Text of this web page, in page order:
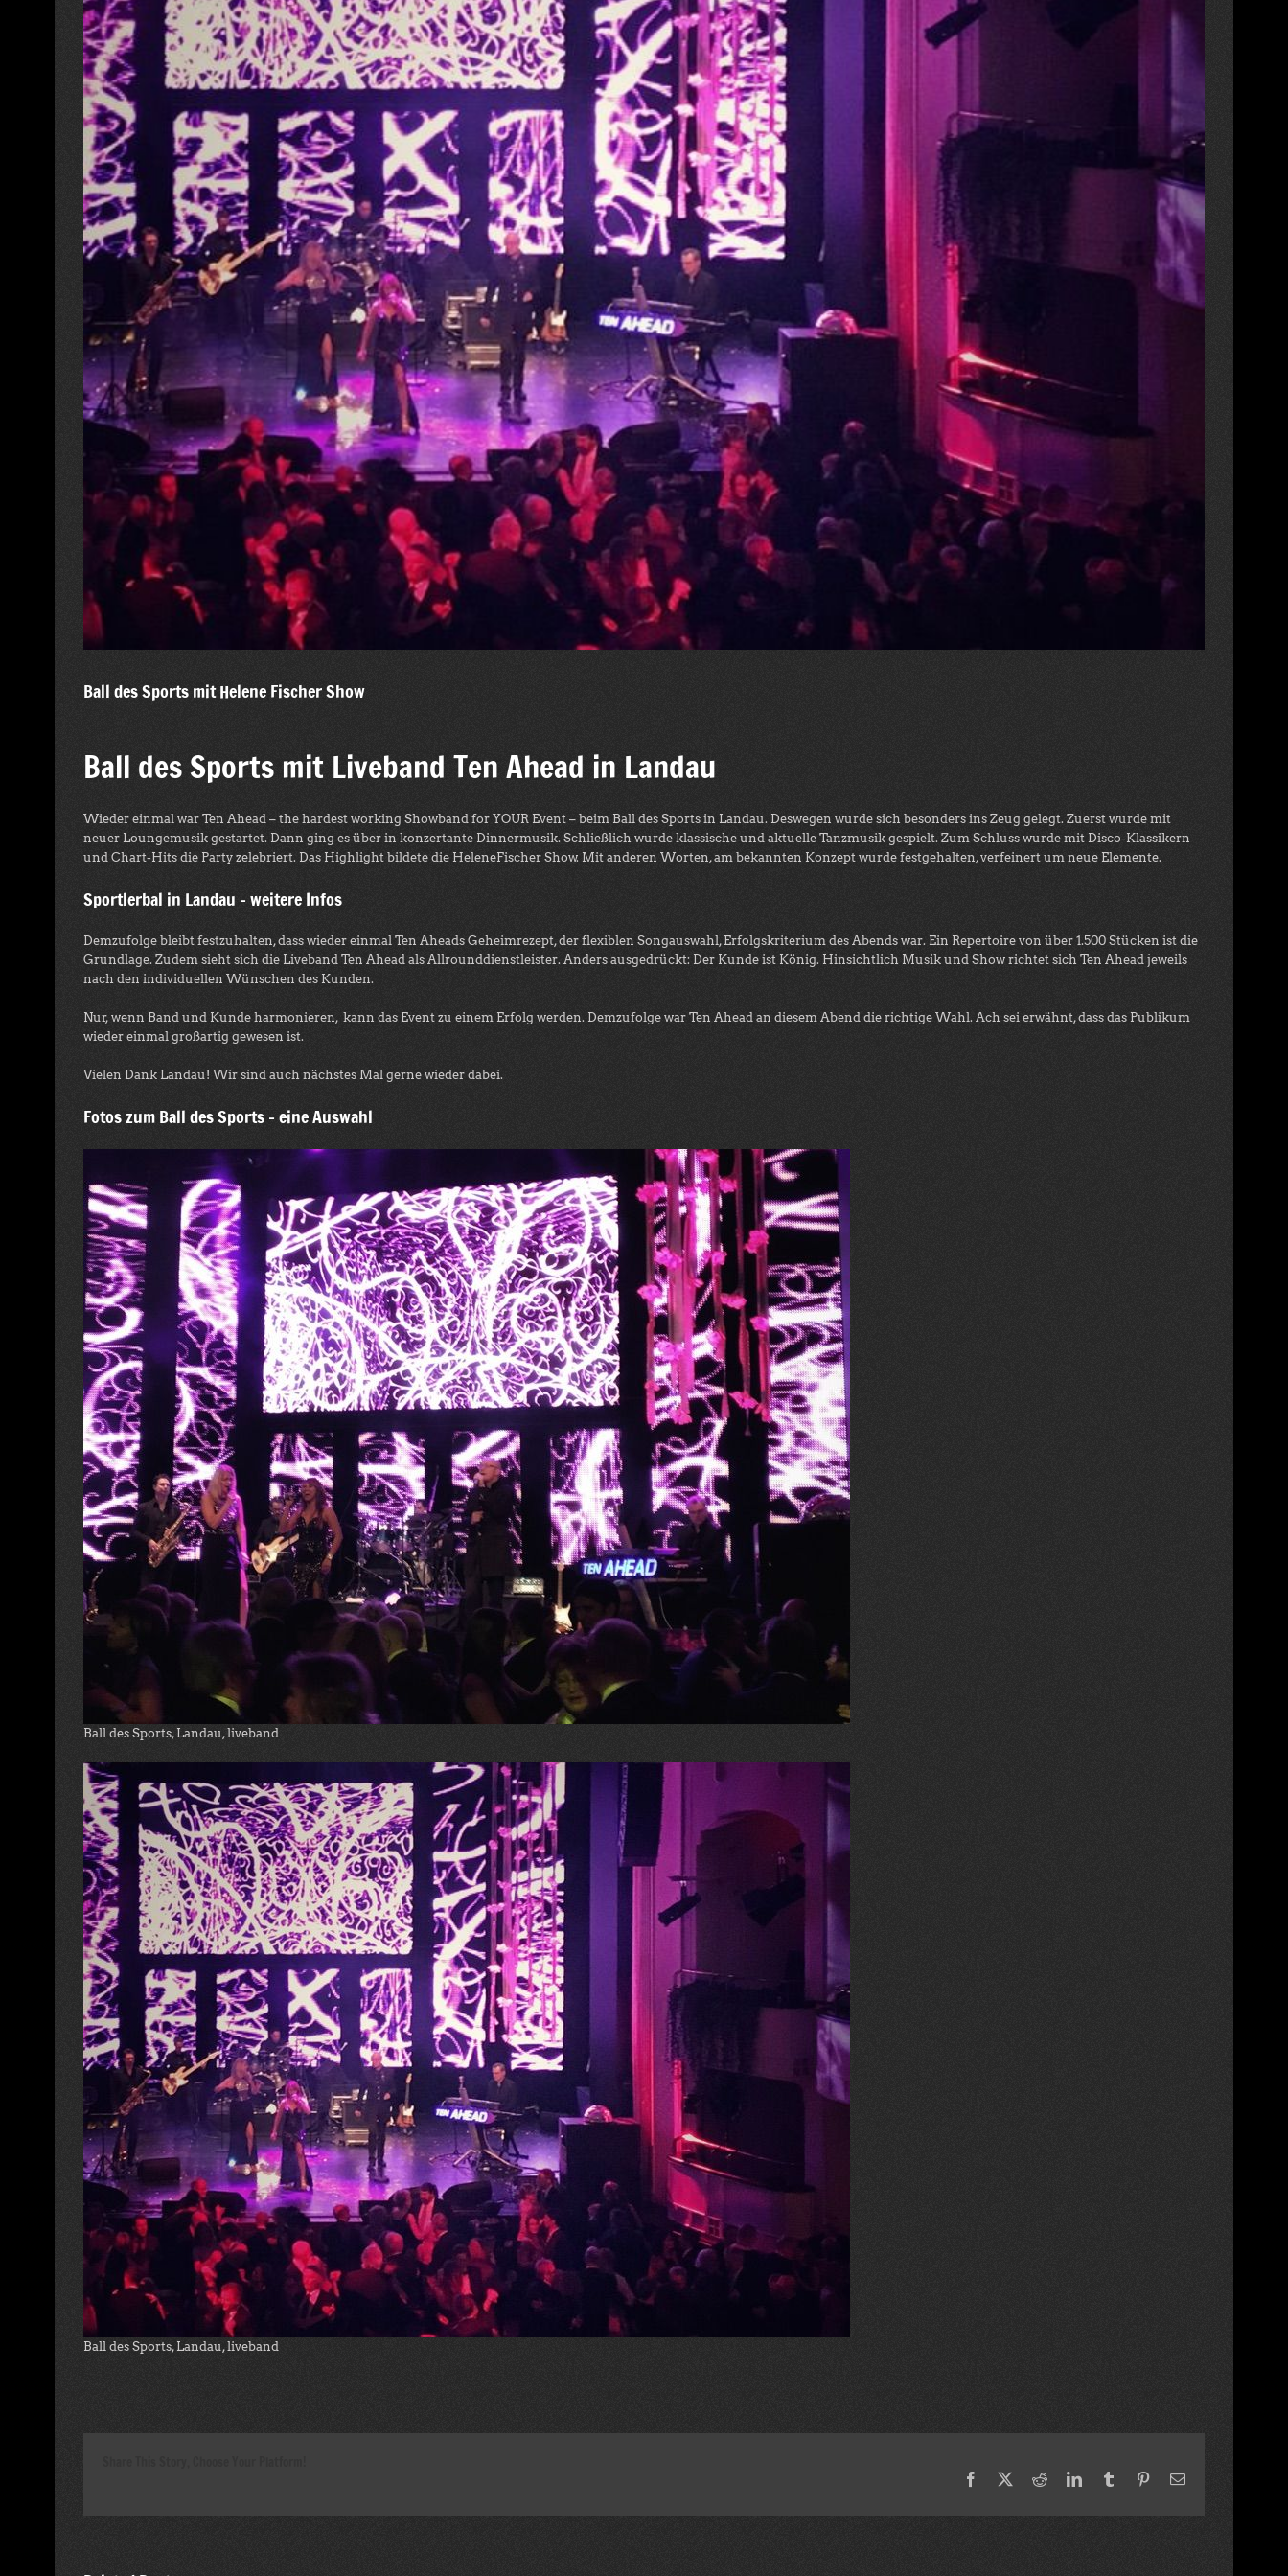
Ball des Sports mit Helene Fischer Show
Ball des Sports mit Liveband Ten Ahead in Landau
Wieder einmal war Ten Ahead – the hardest working Showband for YOUR Event – beim Ball des Sports in Landau. Deswegen wurde sich besonders ins Zeug gelegt. Zuerst wurde mit
neuer Loungemusik gestartet. Dann ging es über in konzertante Dinnermusik. Schließlich wurde klassische und aktuelle Tanzmusik gespielt. Zum Schluss wurde mit Disco-Klassikern
und Chart-Hits die Party zelebriert. Das Highlight bildete die HeleneFischer Show. Mit anderen Worten, am bekannten Konzept wurde festgehalten, verfeinert um neue Elemente.
Sportlerbal in Landau – weitere Infos
Demzufolge bleibt festzuhalten, dass wieder einmal Ten Aheads Geheimrezept, der flexiblen Songauswahl, Erfolgskriterium des Abends war. Ein Repertoire von über 1.500 Stücken ist die
Grundlage. Zudem sieht sich die Liveband Ten Ahead als Allrounddienstleister. Anders ausgedrückt: Der Kunde ist König. Hinsichtlich Musik und Show richtet sich Ten Ahead jeweils
nach den individuellen Wünschen des Kunden.
Nur, wenn Band und Kunde harmonieren, kann das Event zu einem Erfolg werden. Demzufolge war Ten Ahead an diesem Abend die richtige Wahl. Ach sei erwähnt, dass das Publikum
wieder einmal großartig gewesen ist.
Vielen Dank Landau! Wir sind auch nächstes Mal gerne wieder dabei.
Fotos zum Ball des Sports – eine Auswahl
Ball des Sports, Landau, liveband
Ball des Sports, Landau, liveband
Facebook RedditLinkedInTumblr PinterestEmail